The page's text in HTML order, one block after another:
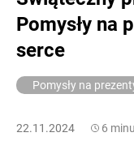
Pomysły na
serce
Pomysły na
22.11.2024 6
P